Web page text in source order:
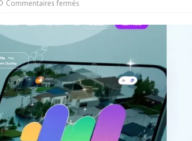
Commentaires fermés